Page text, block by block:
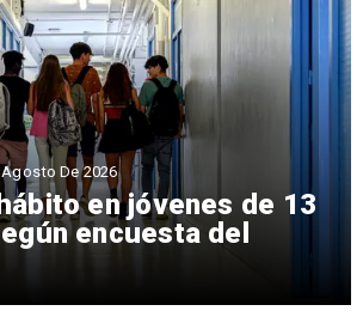
en jóvenes de 13
encuesta del
Agosto De 2026